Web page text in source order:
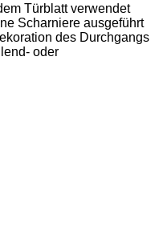
Türblatt verwendet
Scharniere ausgeführt
des Durchgangs
oder